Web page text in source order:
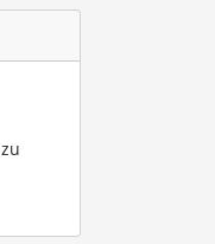
zu